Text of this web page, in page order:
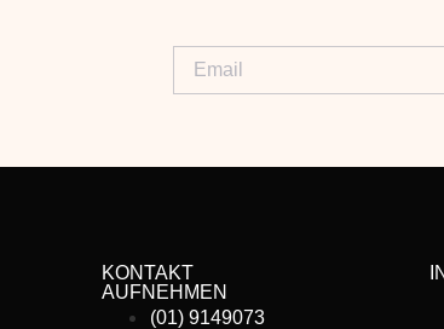
KONTAKT
AUFNEHMEN
(01) 9149073